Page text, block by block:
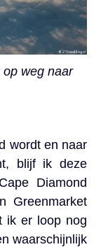
weg naar
wordt en naar
blijf ik deze
Diamond
Greenmarket
ik er loop nog
waarschijnlijk